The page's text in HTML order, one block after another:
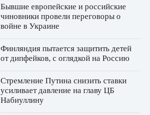
Бывшие европейские и российские
чиновники провели переговоры о
войне в Украине
Финляндия пытается защитить детей
от дипфейков, с оглядкой на Россию
Стремление Путина снизить ставки
усиливает давление на главу ЦБ
Набиуллину